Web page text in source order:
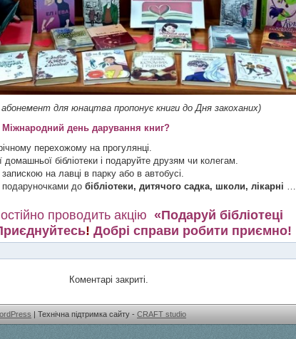
для юнацтва пропонує книги до Дня закоханих)
день дарування книг?
перехожому на прогулянці.
домашньої бібліотеки і подаруйте друзям чи колегам.
на лавці в парку або в автобусі.
подаруночками до бібліотеки, дитячого садка, школи, лікарні …
проводить акцію «Подаруй бібліотеці
! Добрі справи робити приємно!
Коментарі закриті.
| Технічна підтримка сайту - CRAFT studio